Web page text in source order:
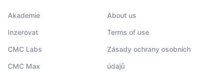
Akademie
Inzerovat
CMC Labs
CMC Max
About us
Terms of use
Zásady ochrany osobních
údajů